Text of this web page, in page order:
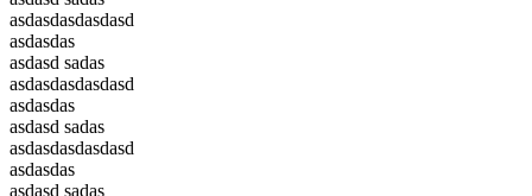
asdasdasdasdasd
asdasdas
asdasd sadas
asdasdasdasdasd
asdasdas
asdasd sadas
asdasdasdasdasd
asdasdas
asdasd sadas